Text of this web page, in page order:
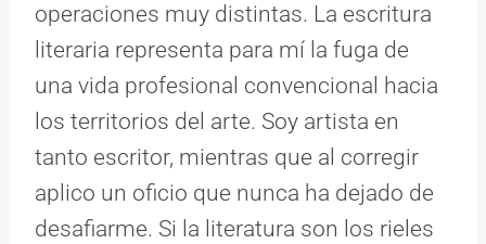
operaciones muy distintas. La escritura
literaria representa para mí la fuga de
una vida profesional convencional hacia
los territorios del arte. Soy artista en
tanto escritor, mientras que al corregir
aplico un oficio que nunca ha dejado de
desafiarme. Si la literatura son los rieles